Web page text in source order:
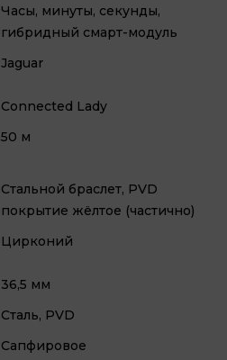
Часы, минуты, секунды,
гибридный смарт-модуль
Jaguar
Connected Lady
50 м
Стальной браслет, PVD
покрытие жёлтое (частично)
Цирконий
36,5 мм
Сталь, PVD
Cапфировое